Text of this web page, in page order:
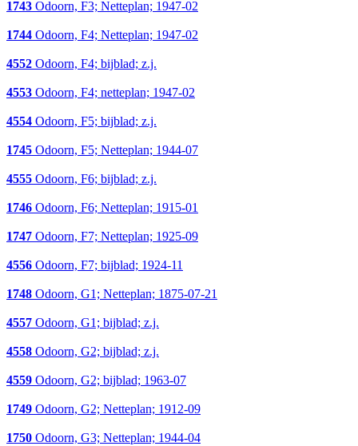
1743 Odoorn, F3; Netteplan; 1947-02
1744 Odoorn, F4; Netteplan; 1947-02
4552 Odoorn, F4; bijblad; z.j.
4553 Odoorn, F4; netteplan; 1947-02
4554 Odoorn, F5; bijblad; z.j.
1745 Odoorn, F5; Netteplan; 1944-07
4555 Odoorn, F6; bijblad; z.j.
1746 Odoorn, F6; Netteplan; 1915-01
1747 Odoorn, F7; Netteplan; 1925-09
4556 Odoorn, F7; bijblad; 1924-11
1748 Odoorn, G1; Netteplan; 1875-07-21
4557 Odoorn, G1; bijblad; z.j.
4558 Odoorn, G2; bijblad; z.j.
4559 Odoorn, G2; bijblad; 1963-07
1749 Odoorn, G2; Netteplan; 1912-09
1750 Odoorn, G3; Netteplan; 1944-04